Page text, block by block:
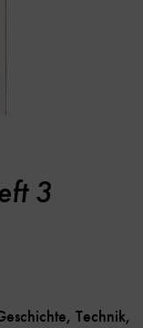
3
Technik,